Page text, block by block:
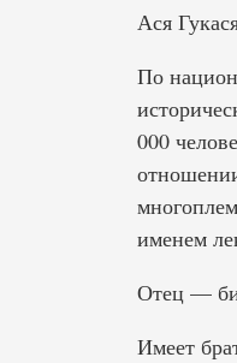
Ася
По
000
именем
Отец —
Имеет